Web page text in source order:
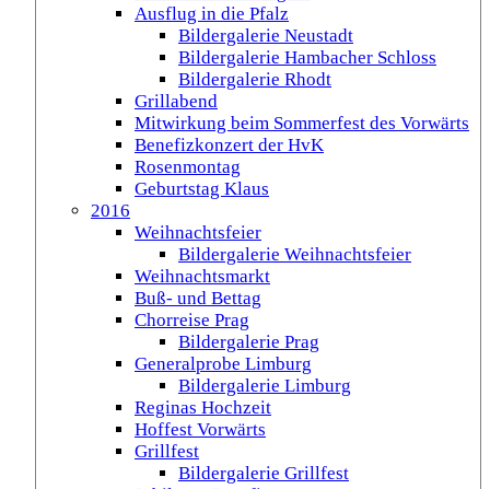
Ausflug in die Pfalz
Bildergalerie Neustadt
Bildergalerie Hambacher Schloss
Bildergalerie Rhodt
Grillabend
Mitwirkung beim Sommerfest des Vorwärts
Benefizkonzert der HvK
Rosenmontag
Geburtstag Klaus
2016
Weihnachtsfeier
Bildergalerie Weihnachtsfeier
Weihnachtsmarkt
Buß- und Bettag
Chorreise Prag
Bildergalerie Prag
Generalprobe Limburg
Bildergalerie Limburg
Reginas Hochzeit
Hoffest Vorwärts
Grillfest
Bildergalerie Grillfest